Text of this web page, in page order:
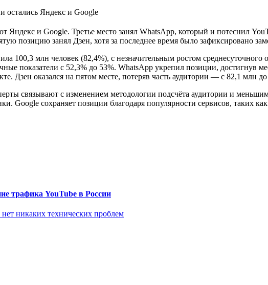
остались Яндекс и Google
и Google. Третье место занял WhatsApp, который и потеснил
позицию занял Дзен, хотя за последнее время было зафиксировано
100,3 млн человек (82,4%), с незначительным ростом
показатели с 52,3% до 53%. WhatsApp укрепил позиции, достигнув
Дзен оказался на пятом месте, потеряв часть аудитории — с 82,1 млн
связывают с изменением методологии подсчёта аудитории и
Google сохраняет позиции благодаря популярности сервисов, таких
трафика YouTube в России
никаких технических проблем